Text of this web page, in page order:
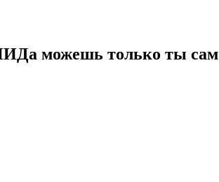
можешь только ты сам